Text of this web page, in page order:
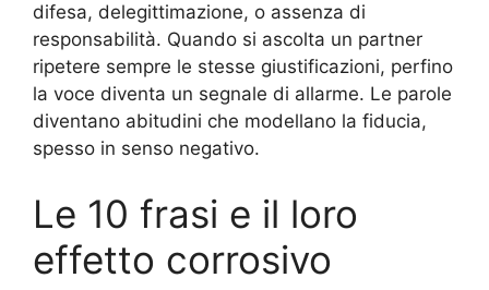
difesa, delegittimazione, o assenza di
responsabilità. Quando si ascolta un partner
ripetere sempre le stesse giustificazioni, perfino
la voce diventa un segnale di allarme. Le parole
diventano abitudini che modellano la fiducia,
spesso in senso negativo.
Le 10 frasi e il loro
effetto corrosivo